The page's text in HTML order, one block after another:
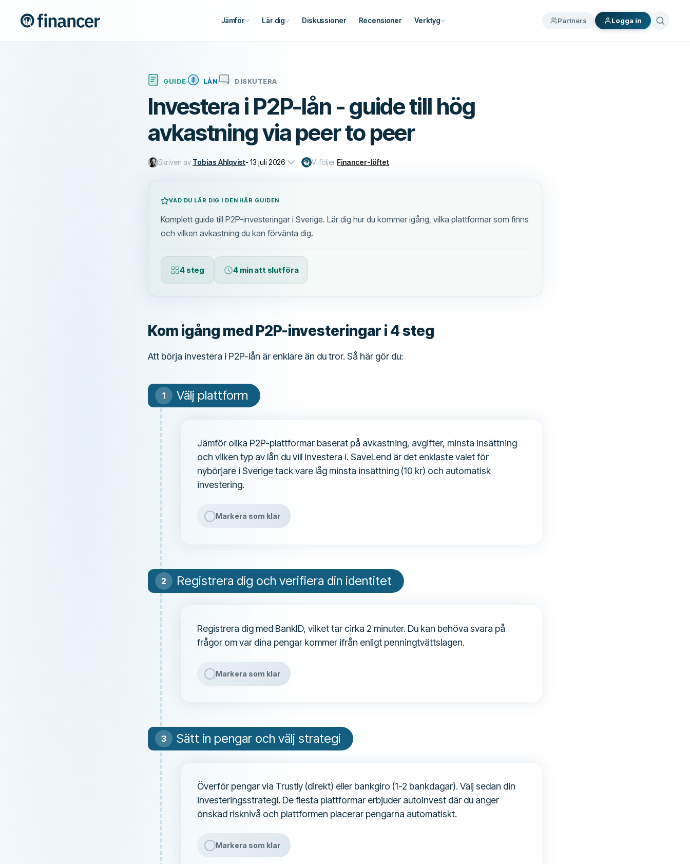
Jämför Lär dig Diskussioner Recensioner Verktyg Partners Logga in
GUIDE LÅN DISKUTERA
Investera i P2P-lån - guide till hög
avkastning via peer to peer
Skriven av Tobias Ahlqvist- 13 juli 2026 Vi följer Financer-löftet
VAD DU LÄR DIG I DEN HÄR GUIDEN
Komplett guide till P2P-investeringar i Sverige. Lär dig hur du kommer igång, vilka plattformar som finns
och vilken avkastning du kan förvänta dig.
4 steg 4 min att slutföra
Kom igång med P2P-investeringar i 4 steg
Att börja investera i P2P-lån är enklare än du tror. Så här gör du:
Välj plattform
Jämför olika P2P-plattformar baserat på avkastning, avgifter, minsta insättning
och vilken typ av lån du vill investera i. SaveLend är det enklaste valet för
nybörjare i Sverige tack vare låg minsta insättning (10 kr) och automatisk
investering.
Markera som klar
Registrera dig och verifiera din identitet
Registrera dig med BankID, vilket tar cirka 2 minuter. Du kan behöva svara på
frågor om var dina pengar kommer ifrån enligt penningtvättslagen.
Markera som klar
Sätt in pengar och välj strategi
Överför pengar via Trustly (direkt) eller bankgiro (1-2 bankdagar). Välj sedan din
investeringsstrategi. De flesta plattformar erbjuder autoinvest där du anger
önskad risknivå och plattformen placerar pengarna automatiskt.
Markera som klar